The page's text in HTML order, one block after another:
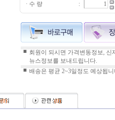
· 수 량
:
■ 회원이 되시면 가격변동정보,
뉴스정보를 보내드립니다.
■ 배송은 평균 2~3일정도 예상됩니
(0) (0)